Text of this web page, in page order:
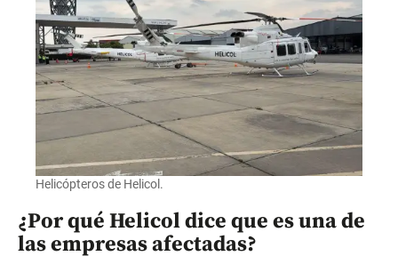
Helicópteros de Helicol.
¿Por qué Helicol dice que es una de
las empresas afectadas?